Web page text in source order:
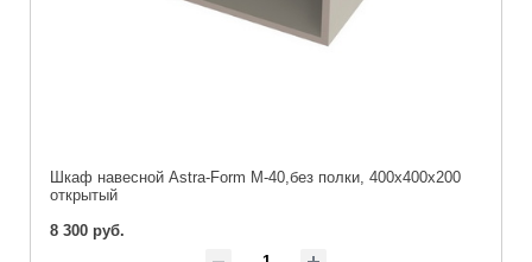
Шкаф навесной Astra-Form М-40,без полки, 400х400х200
открытый
8 300 руб.